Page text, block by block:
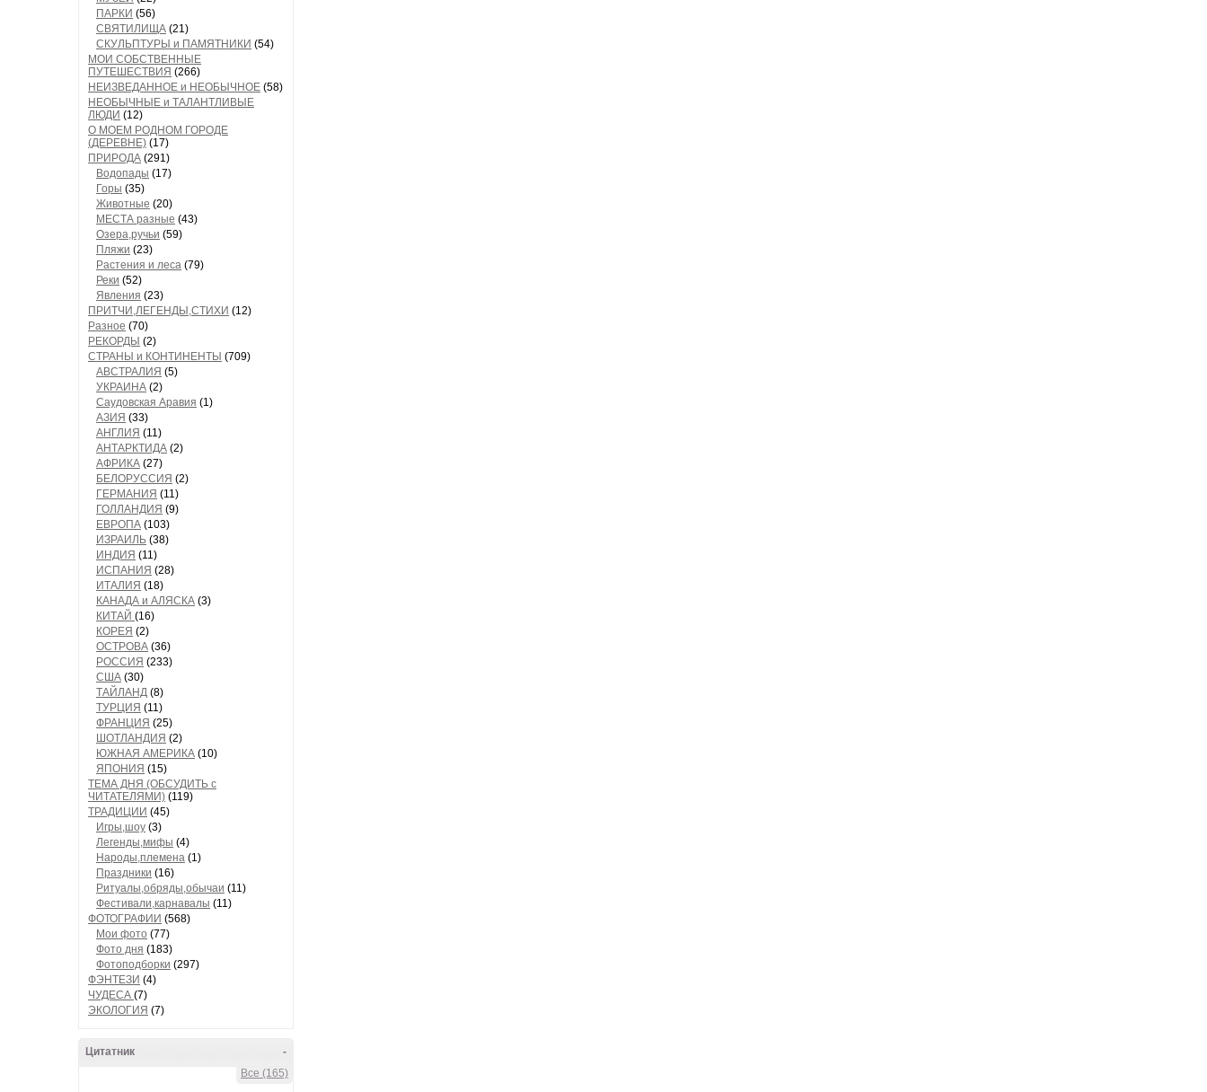
ПАРКИ (56)
СВЯТИЛИЩА (21)
СКУЛЬПТУРЫ и ПАМЯТНИКИ (54)
МОИ СОБСТВЕННЫЕ
ПУТЕШЕСТВИЯ (266)
НЕИЗВЕДАННОЕ и НЕОБЫЧНОЕ (58)
НЕОБЫЧНЫЕ и ТАЛАНТЛИВЫЕ
ЛЮДИ (12)
О МОЕМ РОДНОМ ГОРОДЕ
(ДЕРЕВНЕ) (17)
ПРИРОДА (291)
Водопады (17)
Горы (35)
Животные (20)
МЕСТА разные (43)
Озера,ручьи (59)
Пляжи (23)
Растения и леса (79)
Реки (52)
Явления (23)
ПРИТЧИ,ЛЕГЕНДЫ,СТИХИ (12)
Разное (70)
РЕКОРДЫ (2)
СТРАНЫ и КОНТИНЕНТЫ (709)
АВСТРАЛИЯ (5)
УКРАИНА (2)
Саудовская Аравия (1)
АЗИЯ (33)
АНГЛИЯ (11)
АНТАРКТИДА (2)
АФРИКА (27)
БЕЛОРУССИЯ (2)
ГЕРМАНИЯ (11)
ГОЛЛАНДИЯ (9)
ЕВРОПА (103)
ИЗРАИЛЬ (38)
ИНДИЯ (11)
ИСПАНИЯ (28)
ИТАЛИЯ (18)
КАНАДА и АЛЯСКА (3)
КИТАЙ (16)
КОРЕЯ (2)
ОСТРОВА (36)
РОССИЯ (233)
США (30)
ТАЙЛАНД (8)
ТУРЦИЯ (11)
ФРАНЦИЯ (25)
ШОТЛАНДИЯ (2)
ЮЖНАЯ АМЕРИКА (10)
ЯПОНИЯ (15)
ТЕМА ДНЯ (ОБСУДИТЬ с
ЧИТАТЕЛЯМИ) (119)
ТРАДИЦИИ (45)
Игры,шоу (3)
Легенды,мифы (4)
Народы,племена (1)
Праздники (16)
Ритуалы,обряды,обычаи (11)
Фестивали,карнавалы (11)
ФОТОГРАФИИ (568)
Мои фото (77)
Фото дня (183)
Фотоподборки (297)
ФЭНТЕЗИ (4)
ЧУДЕСА (7)
ЭКОЛОГИЯ (7)
-
Цитатник
Все (165)